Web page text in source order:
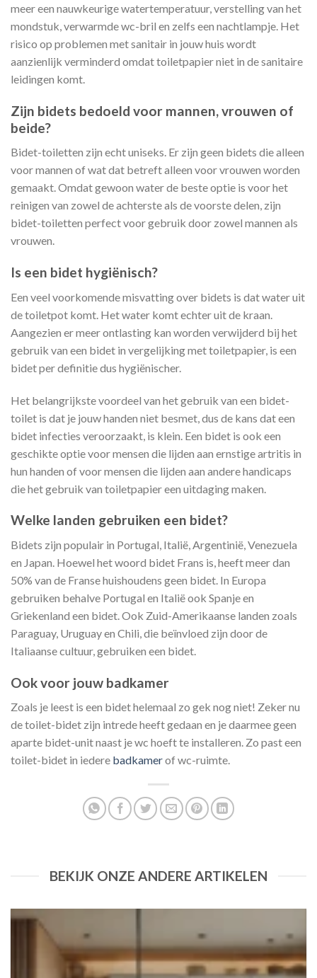
meer een nauwkeurige watertemperatuur, verstelling van het
mondstuk, verwarmde wc-bril en zelfs een nachtlampje. Het
risico op problemen met sanitair in jouw huis wordt
aanzienlijk verminderd omdat toiletpapier niet in de sanitaire
leidingen komt.
Zijn bidets bedoeld voor mannen, vrouwen of
beide?
Bidet-toiletten zijn echt uniseks. Er zijn geen bidets die alleen
voor mannen of wat dat betreft alleen voor vrouwen worden
gemaakt. Omdat gewoon water de beste optie is voor het
reinigen van zowel de achterste als de voorste delen, zijn
bidet-toiletten perfect voor gebruik door zowel mannen als
vrouwen.
Is een bidet hygiënisch?
Een veel voorkomende misvatting over bidets is dat water uit
de toiletpot komt. Het water komt echter uit de kraan.
Aangezien er meer ontlasting kan worden verwijderd bij het
gebruik van een bidet in vergelijking met toiletpapier, is een
bidet per definitie dus hygiënischer.
Het belangrijkste voordeel van het gebruik van een bidet-
toilet is dat je jouw handen niet besmet, dus de kans dat een
bidet infecties veroorzaakt, is klein. Een bidet is ook een
geschikte optie voor mensen die lijden aan ernstige artritis in
hun handen of voor mensen die lijden aan andere handicaps
die het gebruik van toiletpapier een uitdaging maken.
Welke landen gebruiken een bidet?
Bidets zijn populair in Portugal, Italië, Argentinië, Venezuela
en Japan. Hoewel het woord bidet Frans is, heeft meer dan
50% van de Franse huishoudens geen bidet. In Europa
gebruiken behalve Portugal en Italië ook Spanje en
Griekenland een bidet. Ook Zuid-Amerikaanse landen zoals
Paraguay, Uruguay en Chili, die beïnvloed zijn door de
Italiaanse cultuur, gebruiken een bidet.
Ook voor jouw badkamer
Zoals je leest is een bidet helemaal zo gek nog niet! Zeker nu
de toilet-bidet zijn intrede heeft gedaan en je daarmee geen
aparte bidet-unit naast je wc hoeft te installeren. Zo past een
toilet-bidet in iedere badkamerof wc-ruimte.
BEKIJK ONZE ANDERE ARTIKELEN